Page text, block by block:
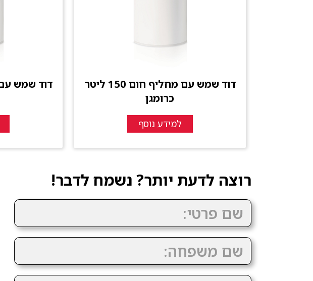
דוד שמש עם מחליף חום 150 ליטר
כרומגן
למידע נוסף
רוצה לדעת יותר? נשמח לדבר!